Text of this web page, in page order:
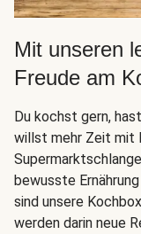
Mit unseren
Freude am
Du kochst gern,
willst mehr Zeit mit
bewusste
sind unsere
werden darin neue